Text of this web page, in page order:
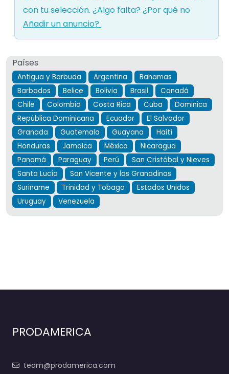
con tu selección. ¿Algo falta? ¿Por qué no
Añadir un anuncio? .
Países
Antigua y Barbuda Argentina
Bahamas
Barbados
Belice Bolivia Brasil
Canadá
Chile
Colombia Costa Rica Cuba
Dominica
República Dominicana
Ecuador
El Salvador
Granada
Guatemala Guayana
Haití
Honduras
Jamaica México
Nicaragua
Panamá
Paraguay Perú
San Cristóbal y Nieves
Santa Lucía
San Vicente y las Granadinas
Suriname
Trinidad y Tobago
Estados Unidos
Uruguay
Venezuela
PRODAMERICA
team@prodamerica.com